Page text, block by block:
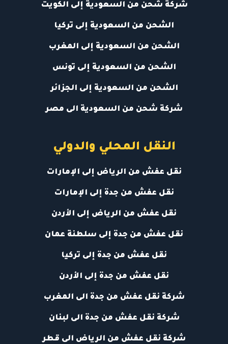
شركة شحن من السعودية إلى الكويت
الشحن من السعودية إلى تركيا
الشحن من السعودية إلى المغرب
الشحن من السعودية إلى تونس
الشحن من السعودية إلى الجزائر
شركة شحن من السعودية الى مصر
النقل المحلي والدولي
نقل عفش من الرياض إلى الإمارات
نقل عفش من جدة إلى الإمارات
نقل عفش من الرياض إلى الأردن
نقل عفش من جدة إلى سلطنة عمان
نقل عفش من جدة إلى تركيا
نقل عفش من جدة إلى الأردن
شركة نقل عفش من جدة الى المغرب
شركة نقل عفش من جدة الى لبنان
شركة نقل عفش من الرياض الى قطر